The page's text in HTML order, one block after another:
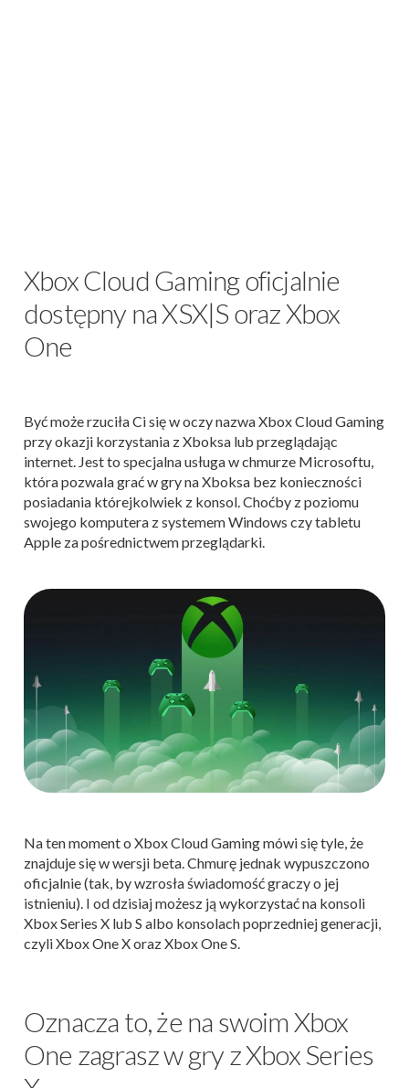
Xbox Cloud Gaming oficjalnie
dostępny na XSX|S oraz Xbox
One
Być może rzuciła Ci się w oczy nazwa Xbox Cloud Gaming
przy okazji korzystania z Xboksa lub przeglądając
internet. Jest to specjalna usługa w chmurze Microsoftu,
która pozwala grać w gry na Xboksa bez konieczności
posiadania którejkolwiek z konsol. Choćby z poziomu
swojego komputera z systemem Windows czy tabletu
Apple za pośrednictwem przeglądarki.
Na ten moment o Xbox Cloud Gaming mówi się tyle, że
znajduje się w wersji beta. Chmurę jednak wypuszczono
oficjalnie (tak, by wzrosła świadomość graczy o jej
istnieniu). I od dzisiaj możesz ją wykorzystać na konsoli
Xbox Series X lub S albo konsolach poprzedniej generacji,
czyli Xbox One X oraz Xbox One S.
Oznacza to, że na swoim Xbox
One zagrasz w gry z Xbox Series